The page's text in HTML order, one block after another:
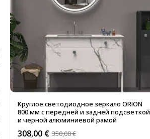
Круглое светодиодное зеркало ORION
800 мм с передней и задней подсветкой
и черной алюминиевой рамой
350,00€
308,00 €